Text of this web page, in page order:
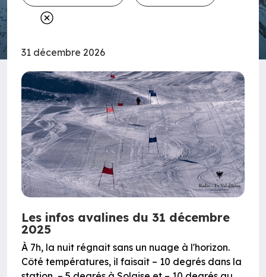
31 décembre 2026
Les infos avalines du 31 décembre
2025
À 7h, la nuit régnait sans un nuage à l'horizon.
Côté températures, il faisait – 10 degrés dans la